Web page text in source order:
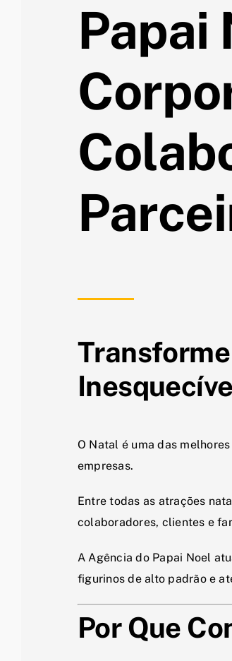
Papai
O Natal é uma das
empresas.
Entre todas as atrações
colaboradores, clientes e
A Agência do Papai Noel
figurinos de alto padrão e
Por Que